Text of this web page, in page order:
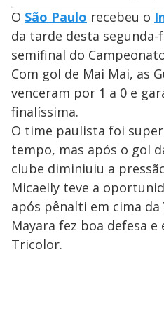
O São Paulo recebeu o
da tarde desta
semifinal do
Com gol de Mai Mai, as
venceram por 1 a 0 e
finalíssima.
O time paulista foi
tempo, mas após o gol
clube diminiuiu a
Micaelly teve a
após pênalti em cima da
Mayara fez boa defesa
Tricolor.